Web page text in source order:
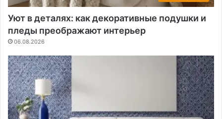
Уют в деталях: как декоративные подушки и
пледы преображают интерьер
06.08.2026